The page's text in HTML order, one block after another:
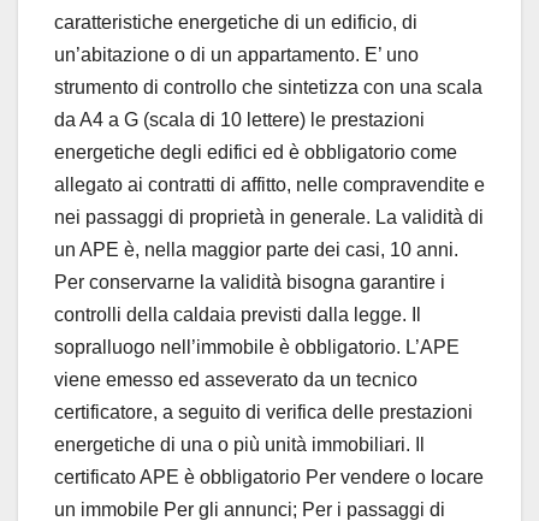
caratteristiche energetiche di un edificio, di
un’abitazione o di un appartamento. E’ uno
strumento di controllo che sintetizza con una scala
da A4 a G (scala di 10 lettere) le prestazioni
energetiche degli edifici ed è obbligatorio come
allegato ai contratti di affitto, nelle compravendite e
nei passaggi di proprietà in generale. La validità di
un APE è, nella maggior parte dei casi, 10 anni.
Per conservarne la validità bisogna garantire i
controlli della caldaia previsti dalla legge. Il
sopralluogo nell’immobile è obbligatorio. L’APE
viene emesso ed asseverato da un tecnico
certificatore, a seguito di verifica delle prestazioni
energetiche di una o più unità immobiliari. Il
certificato APE è obbligatorio Per vendere o locare
un immobile Per gli annunci; Per i passaggi di